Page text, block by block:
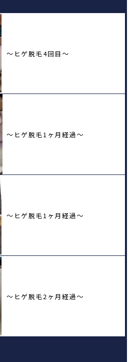
〜ヒゲ脱毛4回目〜
〜ヒゲ脱毛1ヶ月経過〜
〜ヒゲ脱毛1ヶ月経過〜
〜ヒゲ脱毛2ヶ月経過〜